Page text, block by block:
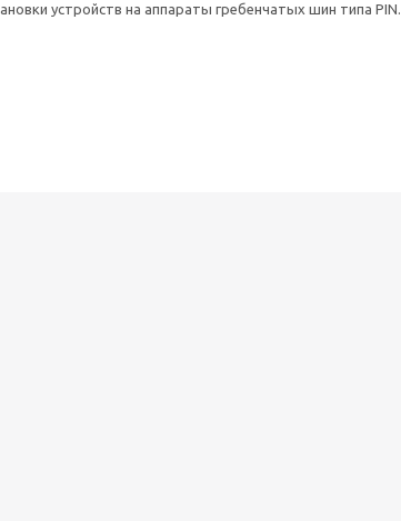
устройств на аппараты гребенчатых шин типа PIN.